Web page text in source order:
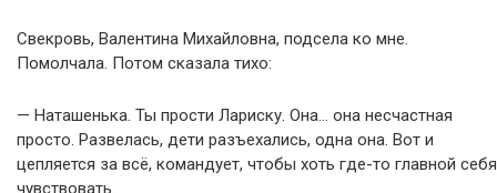
Свекровь, Валентина Михайловна, подсела ко мне.
Помолчала. Потом сказала тихо:
— Наташенька. Ты прости Лариску. Она… она несчастная
просто. Развелась, дети разъехались, одна она. Вот и
цепляется за всё, командует, чтобы хоть где-то главной себя
чувствовать.